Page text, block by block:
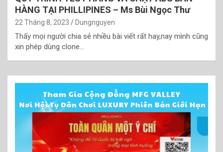
HÀNG TẠI PHILLIPINES – Ms Bùi Ngọc Thư
22 Tháng 8, 2023 Dungnguyen
Thấy mọi người chia sẻ nhiều bài viết rất hay,nay mình cũng
xin phép dùng clone…